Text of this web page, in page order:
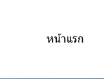
หน้าแรก